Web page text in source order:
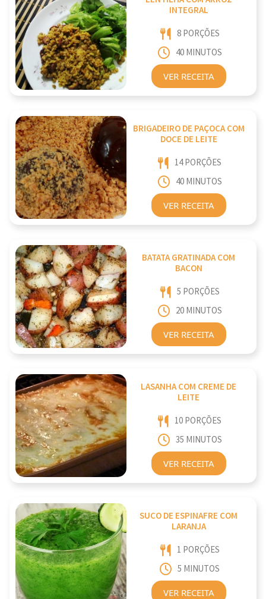
INTEGRAL
8 PORÇÕES
40 MINUTOS
VER RECEITA
BRIGADEIRO DE PAÇOCA COM
DOCE DE LEITE
14 PORÇÕES
40 MINUTOS
VER RECEITA
BATATA GRATINADA COM
BACON
5 PORÇÕES
20 MINUTOS
VER RECEITA
LASANHA COM CREME DE
LEITE
10 PORÇÕES
35 MINUTOS
VER RECEITA
SUCO DE ESPINAFRE COM
LARANJA
1 PORÇÕES
5 MINUTOS
VER RECEITA